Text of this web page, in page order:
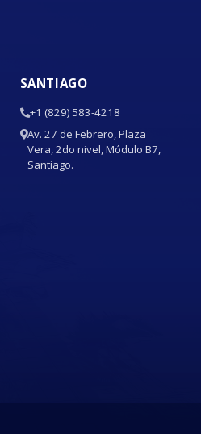
SANTIAGO
+1 (829) 583-4218
Av. 27 de Febrero, Plaza
Vera, 2do nivel, Módulo B7,
Santiago.